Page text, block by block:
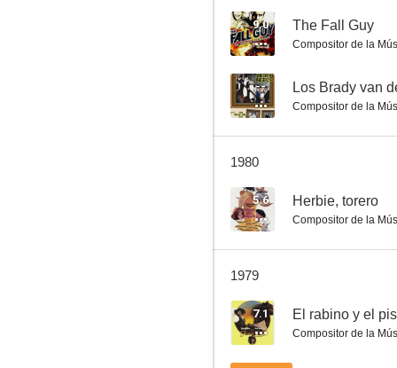
Mi bella genio
7.3
7.2
9.0 The Fall Guy
Compositor de la
-- Los Brady van
Compositor de la
1980
5.6 Herbie, torero
Compositor de la
1979
7.1 El rabino y el
Compositor de la